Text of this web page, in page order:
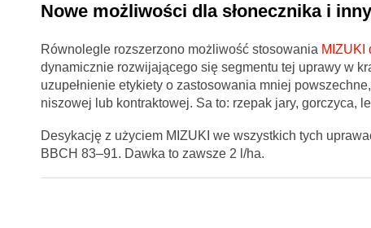
Nowe możliwości dla słonecznika i
Równolegle rozszerzono możliwość stosowania MIZUKI
dynamicznie rozwijającego się segmentu tej uprawy w
uzupełnienie etykiety o zastosowania mniej
niszowej lub kontraktowej. Sa to: rzepak jary, gorczyca,
Desykację z użyciem MIZUKI we wszystkich tych
BBCH 83–91. Dawka to zawsze 2 l/ha.